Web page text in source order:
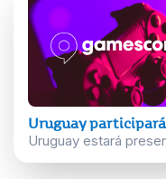
Uruguay participará
Uruguay estará